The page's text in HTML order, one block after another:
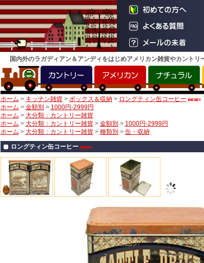
国内外のラガディアン＆アンディをはじめアメリカン雑貨やカントリ
ホーム > キッチン雑貨> ボックス＆収納> ロングティン缶コーヒー
ホーム > 金額別 > 1000円-2999円
ホーム > 大分類：カントリー雑貨
ホーム > 大分類：カントリー雑貨 > 金額別 > 1000円-2999円
ホーム > 大分類：カントリー雑貨 > 種類別 > 缶・収納
ロングティン缶コーヒー